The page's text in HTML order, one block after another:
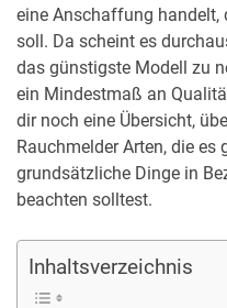
eine Anschaffung handelt,
soll. Da scheint es
das günstigste Modell zu
ein Mindestmaß an
dir noch eine Übersicht,
Rauchmelder Arten, die
grundsätzliche Dinge in
beachten solltest.
Inhaltsverzeichnis